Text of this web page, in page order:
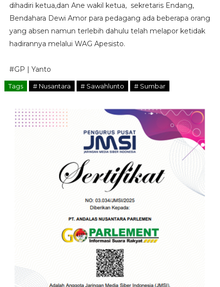
dihadiri ketua,dan Ane wakil ketua, sekretaris Endang,
Bendahara Dewi Amor para pedagang ada beberapa orang
yang absen namun terlebih dahulu telah melapor ketidak
hadirannya melalui WAG Apesisto.
#GP | Yanto
Tags # Nusantara # Sawahlunto # Sumbar